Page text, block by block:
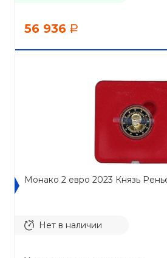
56 936 a
Монако 2 евро 2023 Князь
Нет в наличии